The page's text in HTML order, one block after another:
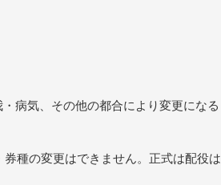
病気、その他の都合により変更になる
種の変更はできません。正式は配役は